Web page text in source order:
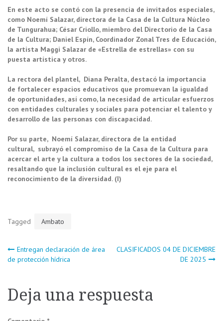
En este acto se contó con la presencia de invitados especiales,
como Noemí Salazar, directora de la Casa de la Cultura Núcleo
de Tungurahua; César Criollo, miembro del Directorio de la Casa
de la Cultura; Daniel Espín, Coordinador Zonal Tres de Educación,
la artista Maggi Salazar de «Estrella de estrellas» con su
puesta artística y otros.
La rectora del plantel, Diana Peralta, destacó la importancia
de fortalecer espacios educativos que promuevan la igualdad
de oportunidades, así como, la necesidad de articular esfuerzos
con entidades culturales y sociales para potenciar el talento y
desarrollo de las personas con discapacidad.
Por su parte, Noemí Salazar, directora de la entidad
cultural, subrayó el compromiso de la Casa de la Cultura para
acercar el arte y la cultura a todos los sectores de la sociedad,
resaltando que la inclusión cultural es el eje para el
reconocimiento de la diversidad. (I)
Tagged Ambato
Navegación
entradas
Entregan declaración de área
de protección hídrica
CLASIFICADOS 04 DE DICIEMBRE
DE 2025
Deja una respuesta